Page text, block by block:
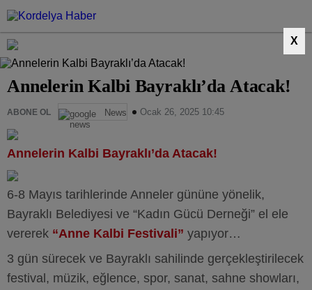
X
Annelerin Kalbi Bayraklı’da Atacak!
ABONE OL News Ocak 26, 2025 10:45
Annelerin Kalbi Bayraklı’da Atacak!
6-8 Mayıs tarihlerinde Anneler gününe yönelik,
Bayraklı Belediyesi ve “Kadın Gücü Derneği” el ele
vererek “Anne Kalbi Festivali” yapıyor…
3 gün sürecek ve Bayraklı sahilinde gerçekleştirilecek
festival, müzik, eğlence, spor, sanat, sahne showları,